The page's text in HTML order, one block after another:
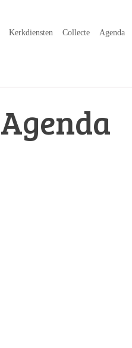
Kerkdiensten Collecte Agenda
Agenda